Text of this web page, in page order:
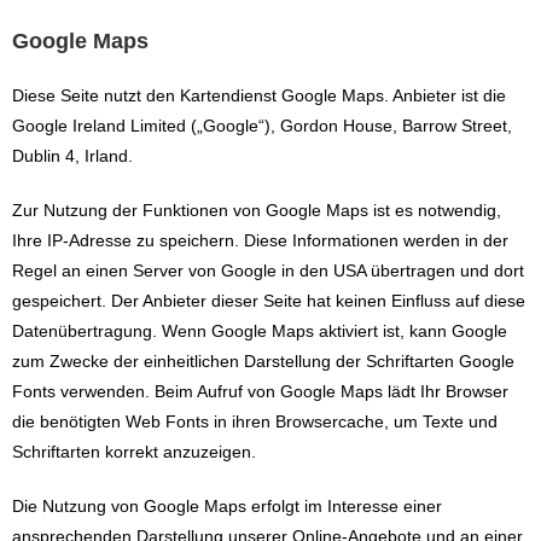
Google Maps
Diese Seite nutzt den Kartendienst Google Maps. Anbieter ist die
Google Ireland Limited („Google“), Gordon House, Barrow Street,
Dublin 4, Irland.
Zur Nutzung der Funktionen von Google Maps ist es notwendig,
Ihre IP-Adresse zu speichern. Diese Informationen werden in der
Regel an einen Server von Google in den USA übertragen und dort
gespeichert. Der Anbieter dieser Seite hat keinen Einfluss auf diese
Datenübertragung. Wenn Google Maps aktiviert ist, kann Google
zum Zwecke der einheitlichen Darstellung der Schriftarten Google
Fonts verwenden. Beim Aufruf von Google Maps lädt Ihr Browser
die benötigten Web Fonts in ihren Browsercache, um Texte und
Schriftarten korrekt anzuzeigen.
Die Nutzung von Google Maps erfolgt im Interesse einer
ansprechenden Darstellung unserer Online-Angebote und an einer